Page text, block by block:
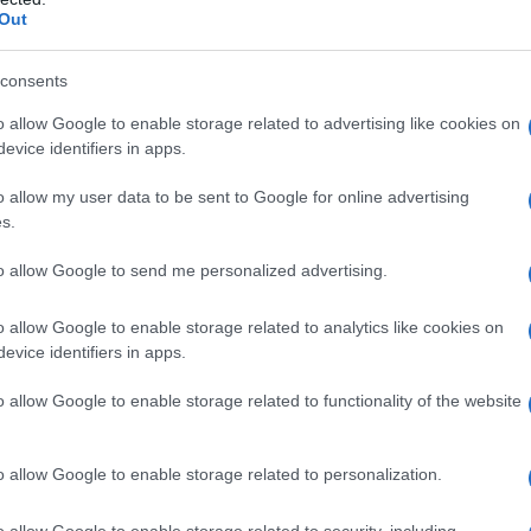
allow Google to enable storage related to advertising like cookies on
identifiers in apps.
allow my user data to be sent to Google for online advertising
allow Google to send me personalized advertising.
allow Google to enable storage related to analytics like cookies on
identifiers in apps.
allow Google to enable storage related to functionality of the website
allow Google to enable storage related to personalization.
ένα ποσό περίπου 100 εκατ. ευρώ (θα
γεωργία και κτηνοτροφία του έτους 2024
εδώ και περίπου έναν μήνα έχουν εγκριθεί δύο
του έτους 2024, για την οποία, επίσης,